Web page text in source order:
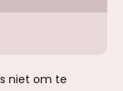
niet om te